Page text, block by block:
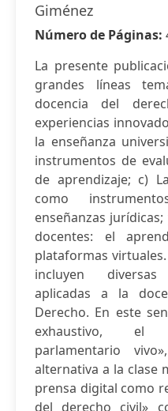
Giménez
Número de Páginas:
La presente
grandes líneas
docencia del
experiencias
la enseñanza
instrumentos de
de aprendizaje; c)
como
enseñanzas
docentes: el
plataformas
incluyen
aplicadas a la
Derecho. En este
exhaustivo, el
parlamentario
alternativa a la clase
prensa digital como
del derecho civil»